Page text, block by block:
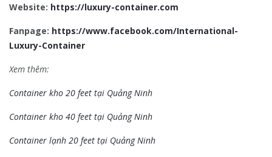
Website: https://luxury-container.com
Fanpage: https://www.facebook.com/International-
Luxury-Container
Xem thêm:
Container kho 20 feet tại Quảng Ninh
Container kho 40 feet tại Quảng Ninh
Container lạnh 20 feet tại Quảng Ninh